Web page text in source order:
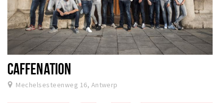
CAFFENATION
Mechelsesteenweg 16, Antwerp